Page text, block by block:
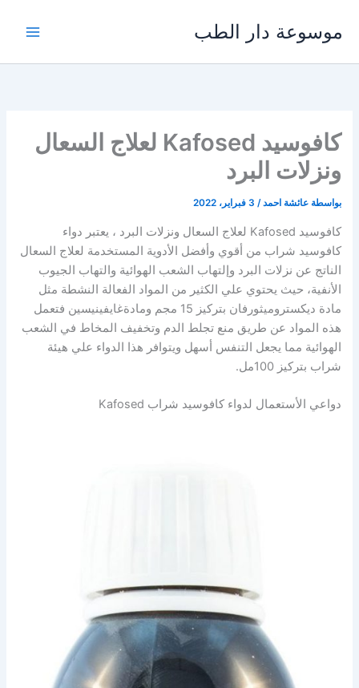
المحتوى
موسوعة دار الطب
كافوسيد Kafosed لعلاج السعال
ونزلات البرد
بواسطة عائشة احمد/ 3 فبراير، 2022
كافوسيد Kafosed لعلاج السعال ونزلات البرد ، يعتبر دواء
كافوسيد شراب من أقوي وأفضل الأدوية المستخدمة لعلاج السعال
الناتج عن نزلات البرد وإلتهاب الشعب الهوائية والتهاب الجيوب
الأنفية، حيث يحتوي علي الكثير من المواد الفعالة النشطة مثل
مادة ديكستروميثورفان بتركيز 15 مجم ومادةغايفينيسين فتعمل
هذه المواد عن طريق منع تجلط الدم وتخفيف المخاط في الشعب
الهوائية مما يجعل التنفس أسهل ويتوافر هذا الدواء علي هيئة
شراب بتركيز 100مل.
دواعي الأستعمال لدواء كافوسيد شراب Kafosed